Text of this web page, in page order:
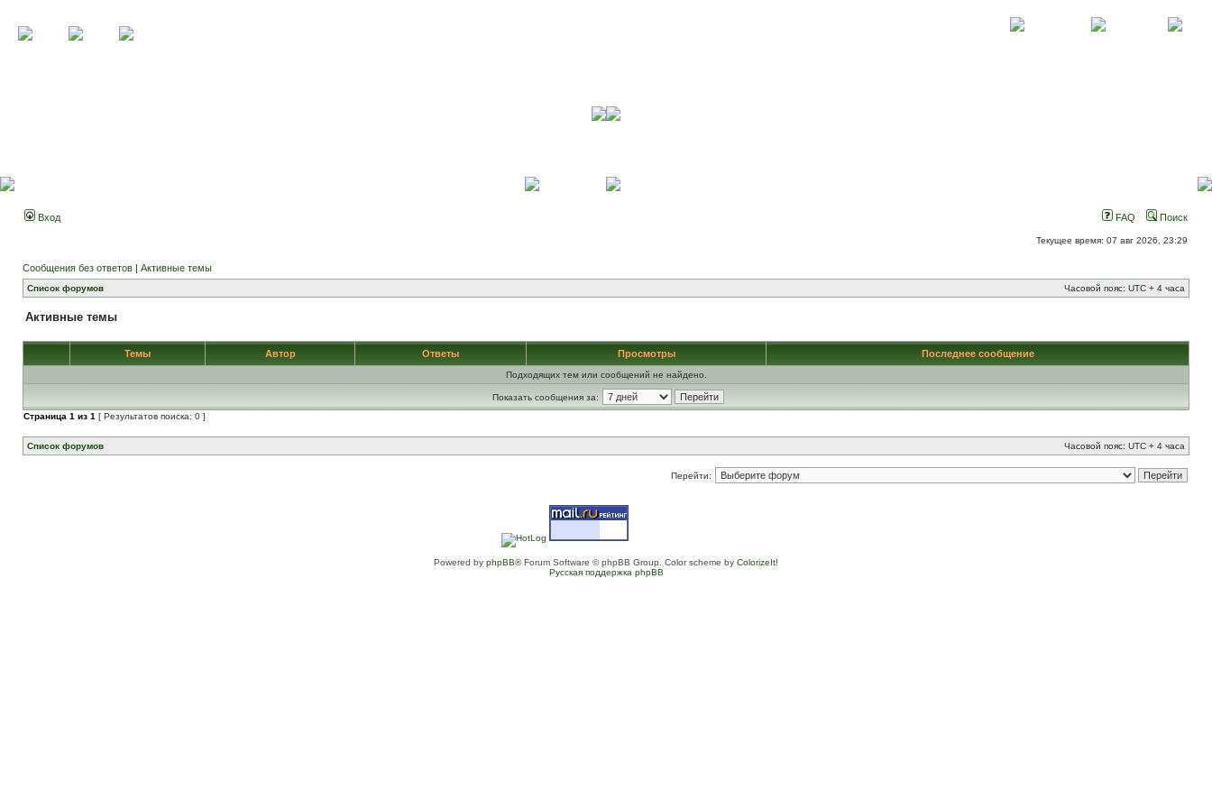
Вход FAQ Поиск
Текущее время: 07 авг 2026, 23:29
Сообщения без ответов | Активные темы
Список форумов Часовой пояс: UTC + 4 часа
Активные темы
Темы Автор Ответы Просмотры Последнее сообщение
Подходящих тем или сообщений не найдено.
Показать сообщения за:
Страница 1 из 1 [ Результатов поиска: 0 ]
Список форумов Часовой пояс: UTC + 4 часа
Перейти:
Powered by phpBB® Forum Software © phpBB Group. Color scheme by ColorizeIt!
Русская поддержка phpBB